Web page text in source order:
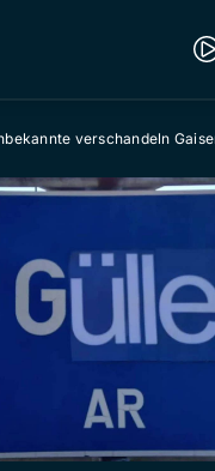
verschandeln